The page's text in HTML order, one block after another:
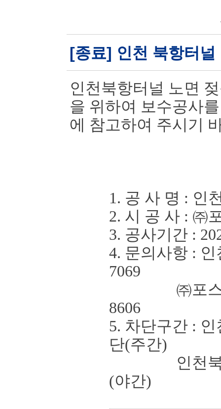
[종료] 인천 북항터
인천북항터널 노면
을 위하여 보수공사
에 참고하여 주시기
1. 공 사 명 : 인
2. 시 공 사 : ㈜
3. 공사기간 :
4. 문의사항 :
7069
㈜포
8606
5. 차단구간 :
단(주간)
인천북항
(야간)